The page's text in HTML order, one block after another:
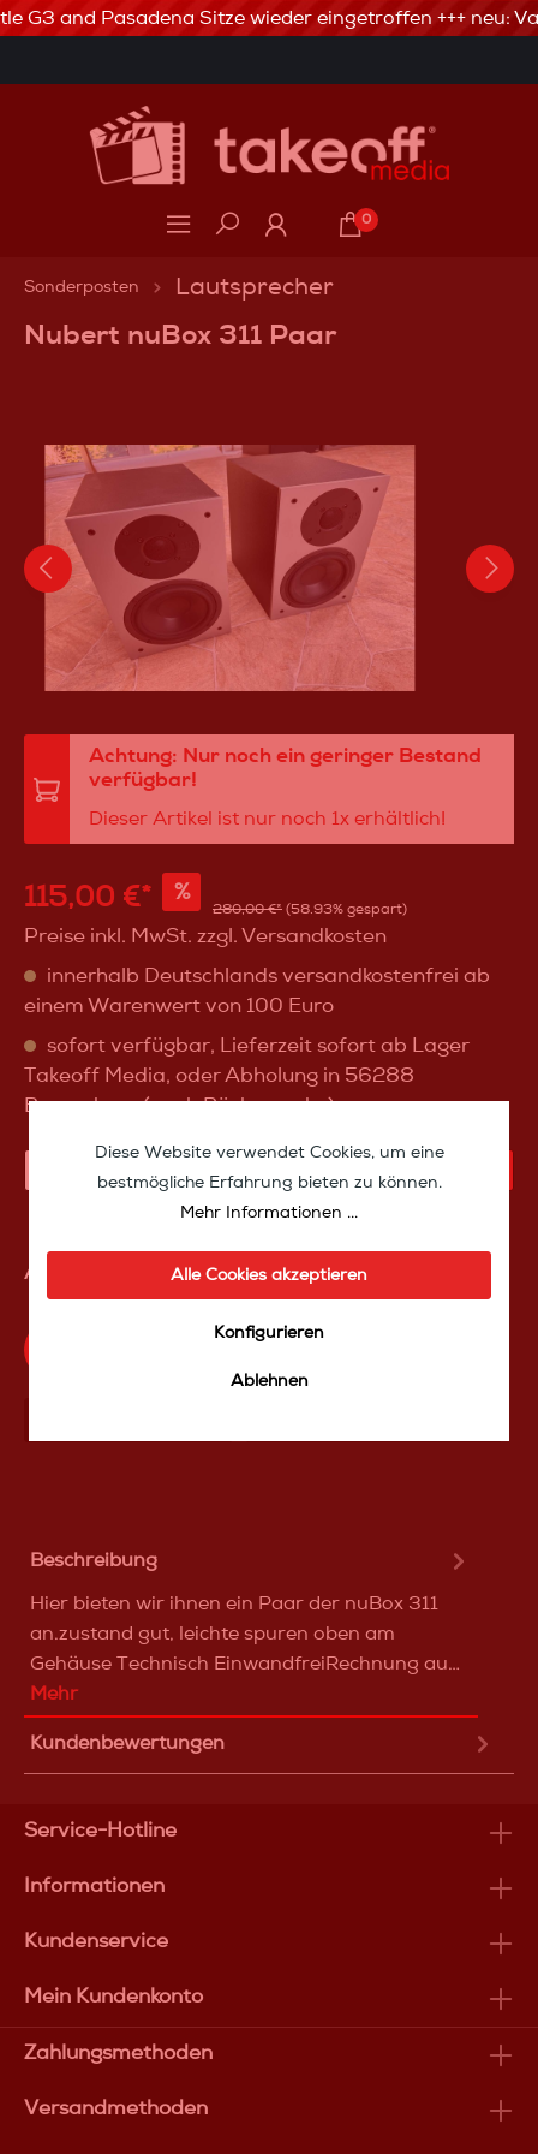
3% Skonto bei Vorkasse via Banküberweisung
G3 and Pasadena Sitze wieder eingetroffen +++ neu:
0
Sonderposten Lautsprecher
Nubert nuBox 311 Paar
Achtung: Nur noch ein geringer Bestand
verfügbar!
Dieser Artikel ist nur noch 1x erhältlich!
115,00 €* %
280,00 €* (58.93% gespart)
Preise inkl. MwSt. zzgl. Versandkosten
innerhalb Deutschlands versandkostenfrei ab
einem Warenwert von 100 Euro
sofort verfügbar, Lieferzeit sofort ab Lager
Takeoff Media, oder Abholung in 56288
Braunshorn (nach Rücksprache)
Artikelnummer:IZnubertnubox311
Produktfrage an das TakeoffMedia24 Team
Beschreibung
Hier bieten wir ihnen ein Paar der nuBox 311
an.zustand gut, leichte spuren oben am
Gehäuse Technisch EinwandfreiRechnung au…
Mehr
Kundenbewertungen
Service-Hotline
Informationen
Kundenservice
Mein Kundenkonto
Zahlungsmethoden
Versandmethoden
Diese Website verwendet Cookies, um eine
bestmögliche Erfahrung bieten zu können.
Mehr Informationen ...
Alle Cookies akzeptieren
Konfigurieren
Ablehnen